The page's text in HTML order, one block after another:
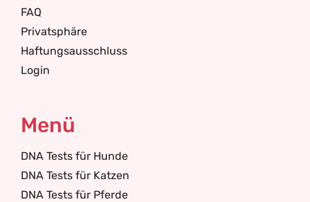
FAQ
Privatsphäre
Haftungsausschluss
Login
Menü
DNA Tests für Hunde
DNA Tests für Katzen
DNA Tests für Pferde